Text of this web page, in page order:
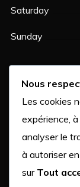
Saturday
Sunday
913
Nous
Les cookies
expérience,
analyser le
à autoriser
sur Tout